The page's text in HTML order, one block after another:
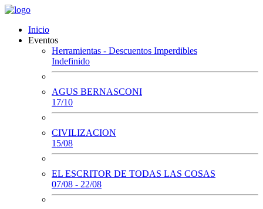
Inicio
Eventos
Herramientas - Descuentos Imperdibles
Indefinido
AGUS BERNASCONI
17/10
CIVILIZACION
15/08
EL ESCRITOR DE TODAS LAS COSAS
07/08 - 22/08